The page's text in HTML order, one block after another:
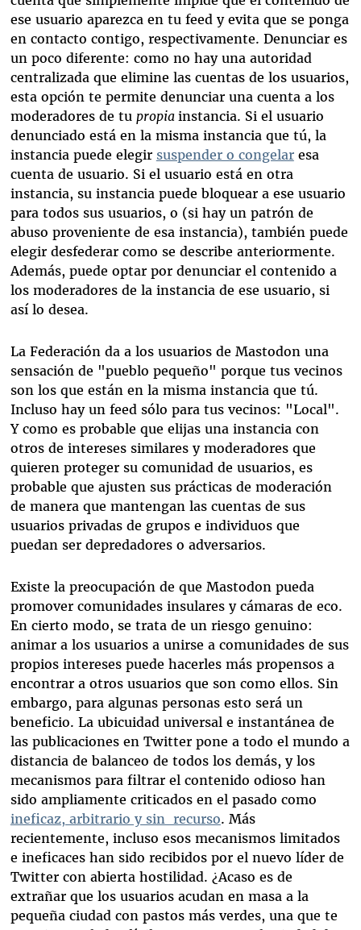
ese usuario aparezca en tu feed y evita que se ponga
en contacto contigo, respectivamente. Denunciar es
un poco diferente: como no hay una autoridad
centralizada que elimine las cuentas de los usuarios,
esta opción te permite denunciar una cuenta a los
moderadores de tu propia instancia. Si el usuario
denunciado está en la misma instancia que tú, la
instancia puede elegir suspender o congelaresa
cuenta de usuario. Si el usuario está en otra
instancia, su instancia puede bloquear a ese usuario
para todos sus usuarios, o (si hay un patrón de
abuso proveniente de esa instancia), también puede
elegir desfederar como se describe anteriormente.
Además, puede optar por denunciar el contenido a
los moderadores de la instancia de ese usuario, si
así lo desea.
La Federación da a los usuarios de Mastodon una
sensación de "pueblo pequeño" porque tus vecinos
son los que están en la misma instancia que tú.
Incluso hay un feed sólo para tus vecinos: "Local".
Y como es probable que elijas una instancia con
otros de intereses similares y moderadores que
quieren proteger su comunidad de usuarios, es
probable que ajusten sus prácticas de moderación
de manera que mantengan las cuentas de sus
usuarios privadas de grupos e individuos que
puedan ser depredadores o adversarios.
Existe la preocupación de que Mastodon pueda
promover comunidades insulares y cámaras de eco.
En cierto modo, se trata de un riesgo genuino:
animar a los usuarios a unirse a comunidades de sus
propios intereses puede hacerles más propensos a
encontrar a otros usuarios que son como ellos. Sin
embargo, para algunas personas esto será un
beneficio. La ubicuidad universal e instantánea de
las publicaciones en Twitter pone a todo el mundo a
distancia de balanceo de todos los demás, y los
mecanismos para filtrar el contenido odioso han
sido ampliamente criticados en el pasado como
ineficaz, arbitrario y sin recurso. Más
recientemente, incluso esos mecanismos limitados
e ineficaces han sido recibidos por el nuevo líder de
Twitter con abierta hostilidad. ¿Acaso es de
extrañar que los usuarios acudan en masa a la
pequeña ciudad con pastos más verdes, una que te